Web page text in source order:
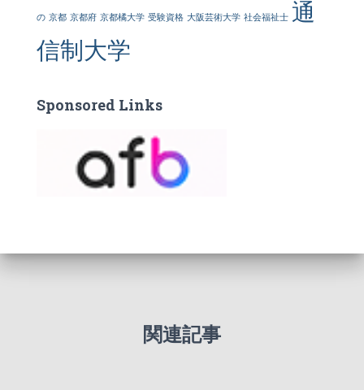
の 京都 京都府 京都橘大学 受験資格 大阪芸術大学 社会福祉士 通
信制大学
Sponsored Links
関連記事